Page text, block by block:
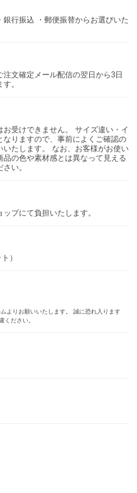
行振込 ・郵便振替からお選びいた
文確定メール配信の翌日から3日
す。
受けできません。 サイズ違い・イ
なりますので、事前によくご確認の
いたします。 なお、お客様がお使い
の色や素材感とは異なって見える
さい。
プにて負担いたします。
）
よりお願いいたします。 誠に恐れ入ります
ください。